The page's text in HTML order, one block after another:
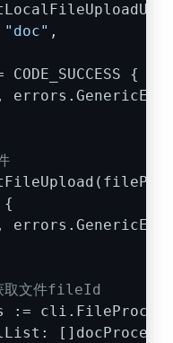
"doc" ,
{
,
{
,
取文件fileId
:=